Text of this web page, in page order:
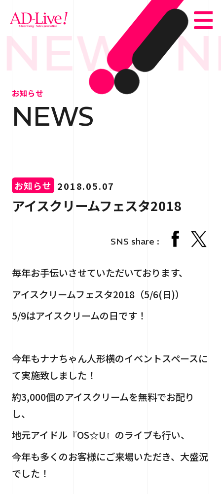
TOP
NEWS お知らせ
WORKS 事例紹介
CONTACT
個人情報保護法
お知らせ
NEWS
お知らせ 2018.05.07
アイスクリームフェスタ2018
SNS share :
毎年お手伝いさせていただいております、
アイスクリームフェスタ2018（5/6(日)）
5/9はアイスクリームの日です！
今年もナナちゃん人形横のイベントスペースに
て実施致しました！
約3,000個のアイスクリームを無料でお配り
し、
地元アイドル『OS☆U』のライブも行い、
今年も多くのお客様にご来場いただき、大盛況
でした！